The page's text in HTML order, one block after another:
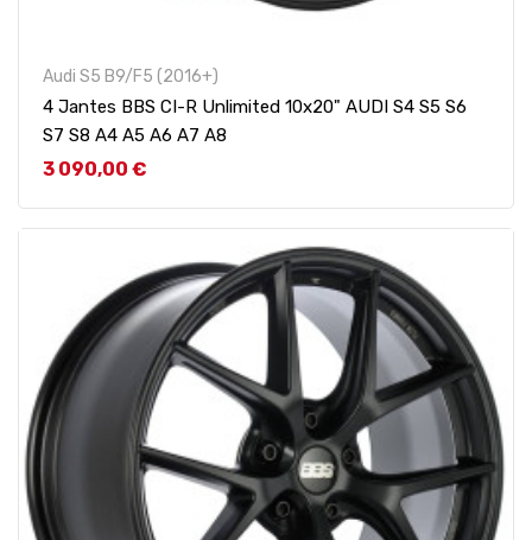
Audi S5 B9/F5 (2016+)
4 Jantes BBS CI-R Unlimited 10x20" AUDI S4 S5 S6
S7 S8 A4 A5 A6 A7 A8
Prix
3 090,00 €